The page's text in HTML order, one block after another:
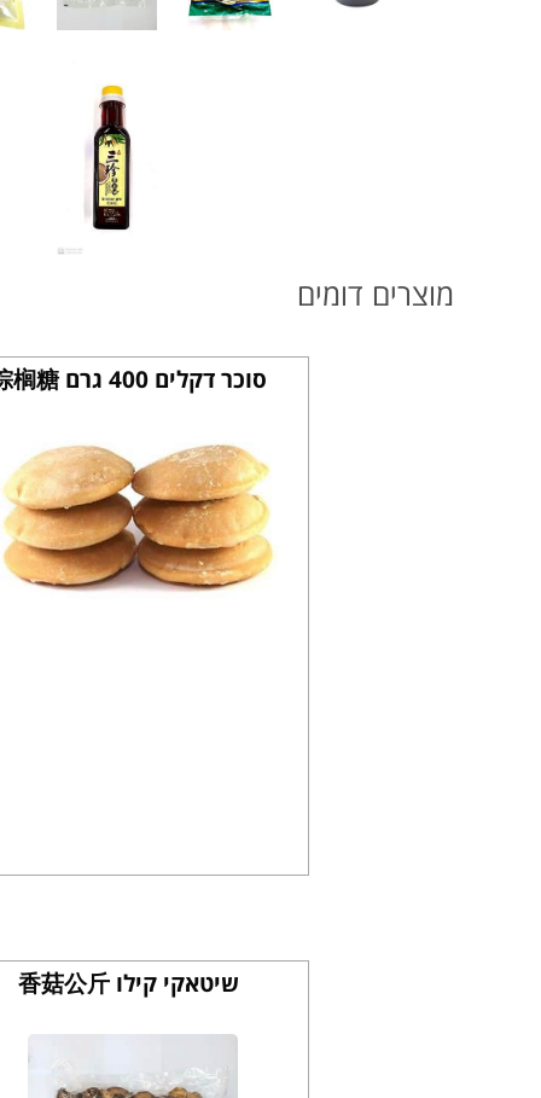
מוצרים דומים
סוכר דקלים 400 גרם 棕榈糖
שיטאקי קילו 香菇公斤